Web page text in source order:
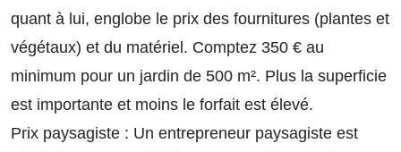
quant à lui, englobe le prix des fournitures (plantes et
végétaux) et du matériel. Comptez 350 € au
minimum pour un jardin de 500 m². Plus la superficie
est importante et moins le forfait est élevé.
Prix paysagiste : Un entrepreneur paysagiste est